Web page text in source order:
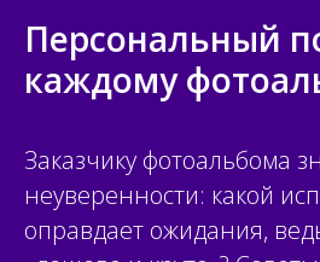
Персональный
каждому
Заказчику фотоальбома
неуверенности: какой
оправдает ожидания,